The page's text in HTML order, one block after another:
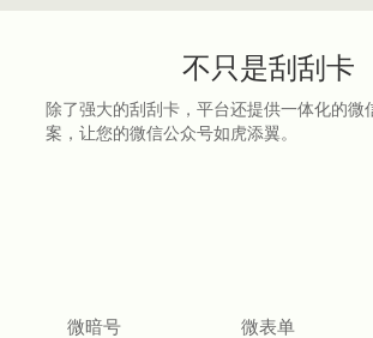
不只是刮刮卡
除了强大的刮刮卡，平台还提供一体化的微
案，让您的微信公众号如虎添翼。
微暗号 微表单